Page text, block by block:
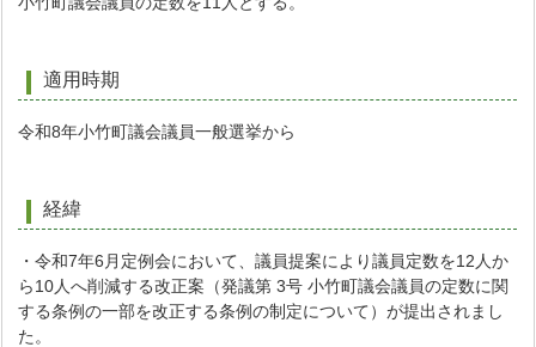
適用時期
令和8年小竹町議会議員一般選挙から
経緯
・令和7年6月定例会において、議員提案により議員定数を12人か
ら10人へ削減する改正案（発議第 3号 小竹町議会議員の定数に関
する条例の一部を改正する条例の制定について）が提出されまし
た。